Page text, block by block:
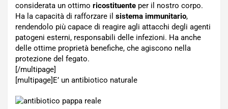
considerata un ottimo ricostituente per il nostro corpo.
Ha la capacità di rafforzare il sistema immunitario,
rendendolo più capace di reagire agli attacchi degli agenti
patogeni esterni, responsabili delle infezioni. Ha anche
delle ottime proprietà benefiche, che agiscono nella
protezione del fegato.
[/multipage]
[multipage]E’ un antibiotico naturale